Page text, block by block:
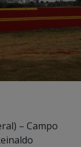
– Campo